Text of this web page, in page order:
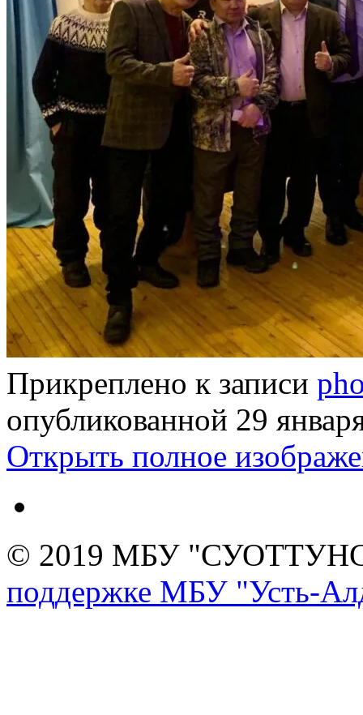
Прикреплено к записи
опубликованной 29
Открыть полное
© 2019 МБУ
поддержке МБУ "Усть-